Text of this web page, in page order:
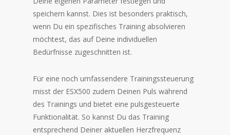
speichern kannst. Dies ist besonders praktisch,
wenn Du ein spezifisches Training absolvieren
möchtest, das auf Deine individuellen
Bedürfnisse zugeschnitten ist.
Für eine noch umfassendere Trainingssteuerung
misst der ESX500 zudem Deinen Puls während
des Trainings und bietet eine pulsgesteuerte
Funktionalität. So kannst Du das Training
entsprechend Deiner aktuellen Herzfrequenz